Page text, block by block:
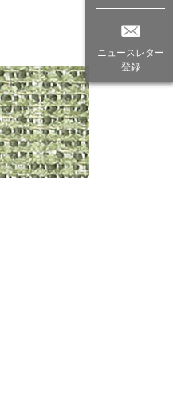
ニュースレター
登録